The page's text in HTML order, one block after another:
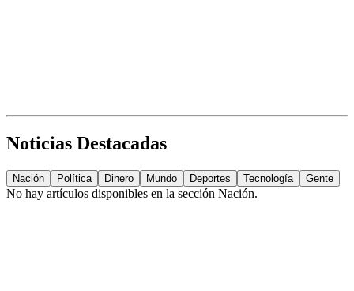
Noticias Destacadas
Nación Política Dinero Mundo Deportes Tecnología Gente
No hay artículos disponibles en la sección Nación.